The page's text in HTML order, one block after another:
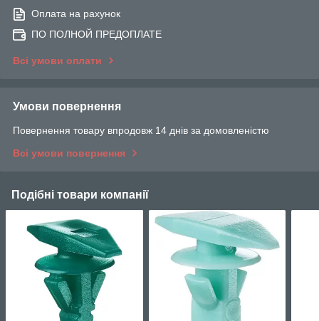
Оплата на рахунок
ПО ПОЛНОЙ ПРЕДОПЛАТЕ
Всі умови оплати
Умови повернення
Повернення товару впродовж 14 днів за домовленістю
Всі умови повернення
Подібні товари компанії